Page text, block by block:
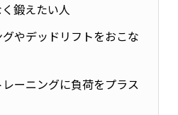
鍛えたい人
やデッドリフトをおこな
ーニングに負荷をプラス